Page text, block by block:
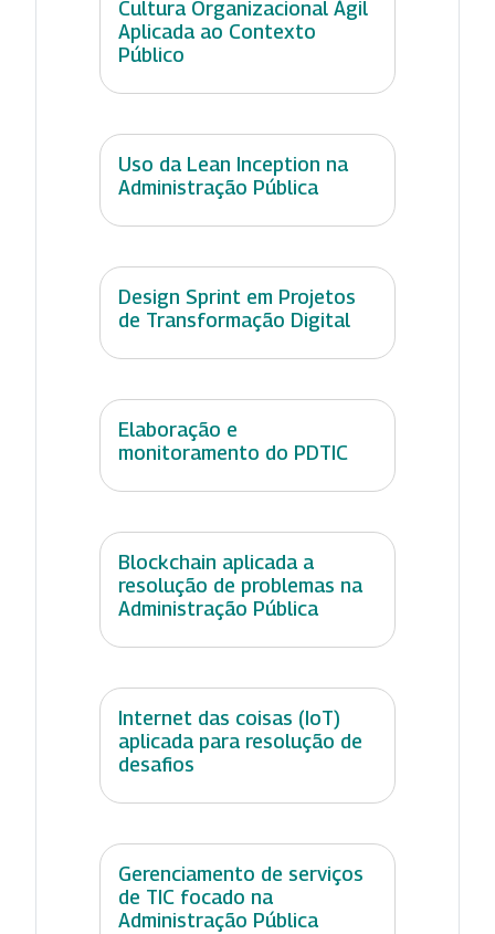
Cultura Organizacional Ágil
Aplicada ao Contexto
Público
Uso da Lean Inception na
Administração Pública
Design Sprint em Projetos
de Transformação Digital
Elaboração e
monitoramento do PDTIC
Blockchain aplicada a
resolução de problemas na
Administração Pública
Internet das coisas (IoT)
aplicada para resolução de
desafios
Gerenciamento de serviços
de TIC focado na
Administração Pública